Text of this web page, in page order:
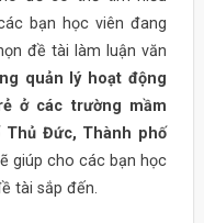
bạn học viên đang
đề tài làm luận văn
quản lý hoạt động
ở các trường mầm
Đức, Thành phố
giúp cho các bạn học
tài sắp đến.